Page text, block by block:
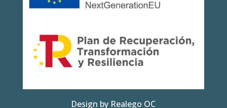
Design by Realego OC